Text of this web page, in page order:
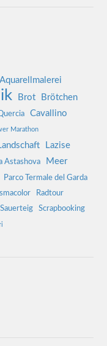
Aquarellmalerei
Brot Brötchen
Cavallino
Marathon
Lazise
Astashova Meer
Parco Termale del Garda
Radtour
Sauerteig Scrapbooking